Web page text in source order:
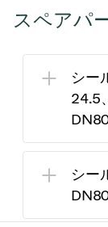
スペアパ
シー
24.5
シー